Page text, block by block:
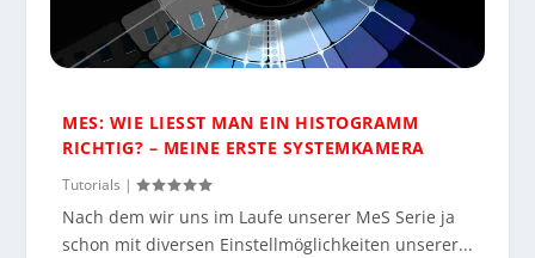
MES: WIE LIESST MAN EIN HISTOGRAMM R
ICHTIG? – MEINE ERSTE SYSTEMKAMERA
Tutorials |
Nach dem wir uns im Laufe unserer MeS Serie ja
schon mit diversen Einstellmöglichkeiten unserer...